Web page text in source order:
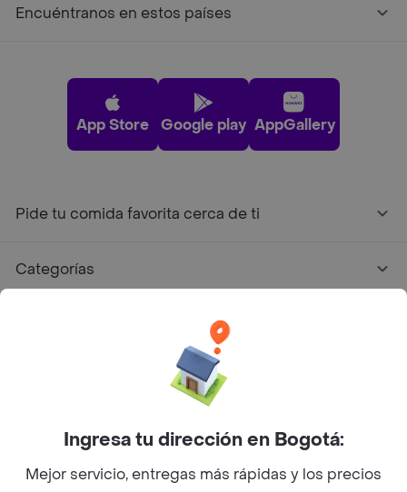
Encuéntranos en estos países
App Store Google play AppGallery
Pide tu comida favorita cerca de ti
Categorías
Facebook
Twitter
Instagram
©2026Rappi Inc. All rights reserved.
Ingresa tu dirección en Bogotá:
Mejor servicio, entregas más rápidas y los precios